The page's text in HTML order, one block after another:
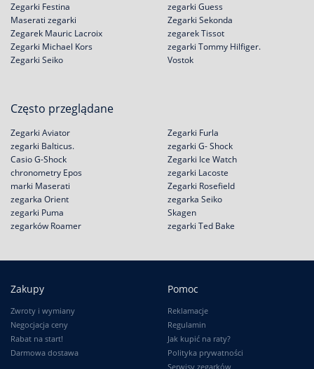
Zegarki Festina
zegarki Guess
Maserati zegarki
Zegarek Mauric Lacroix
Zegarki Michael Kors
Zegarki Seiko
Zegarki Sekonda
zegarek Tissot
zegarki Tommy Hilfiger.
Vostok
Często przeglądane
Zegarki Aviator
zegarki Balticus.
Casio G-Shock
chronometry Epos
Zegarki Furla
zegarki G- Shock
Zegarki Ice Watch
zegarki Lacoste
marki Maserati
zegarka Orient
zegarki Puma
zegarków Roamer
Zegarki Rosefield
zegarka Seiko
Skagen
zegarki Ted Bake
Zakupy
Zwroty i wymiany
Negocjacja ceny
Rabat na start!
Darmowa dostawa
Pomoc
Reklamacje
Regulamin
Jak kupić na raty?
Polityka prywatności
Serwisy zegarków